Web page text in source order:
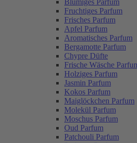
Blumiges Parfum
Fruchtiges Parfum
Frisches Parfum
Apfel Parfum
Aromatisches Parfum
Bergamotte Parfum
Chypre Düfte
Frische Wäsche
Holziges Parfum
Jasmin Parfum
Kokos Parfum
Maiglöckchen Parfum
Molekül Parfum
Moschus Parfum
Oud Parfum
Patchouli Parfum